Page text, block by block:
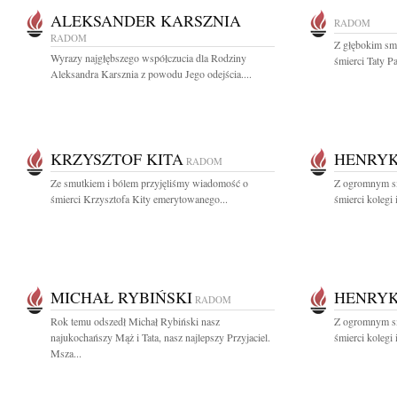
ALEKSANDER KARSZNIA
RADOM
Wyrazy najgłębszego współczucia dla Rodziny
Aleksandra Karsznia z powodu Jego odejścia....
RADOM
Z głębokim
śmierci Taty
KRZYSZTOF KITA RADOM
Ze smutkiem i bólem przyjęliśmy wiadomość o
śmierci Krzysztofa Kity emerytowanego...
Z ogromnym
śmierci kolegi
MICHAŁ RYBIŃSKI RADOM
Rok temu odszedł Michał Rybiński nasz
najukochańszy Mąż i Tata, nasz najlepszy Przyjaciel.
Msza...
Z ogromnym
śmierci kolegi